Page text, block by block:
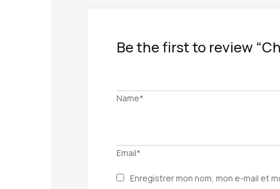
Be the first to review
Name*
Email*
Enregistrer mon nom, mon e-mail et